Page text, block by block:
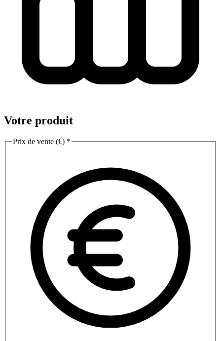
Votre produit
Prix de vente (€) *